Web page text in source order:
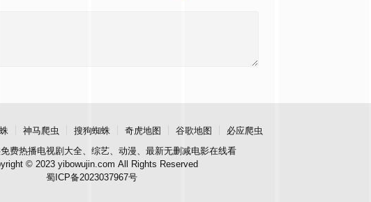
神马爬虫 搜狗蜘蛛 奇虎地图 谷歌地图
必应爬虫
费热播电视剧大全、综艺、动漫、最新无删减电影在线看
© 2023 yibowujin.com All Rights Reserved
蜀ICP备2023037967号